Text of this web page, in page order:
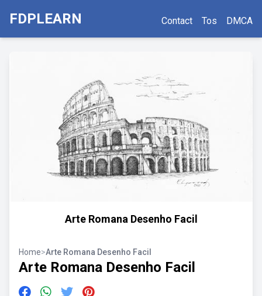
FDPLEARN Contact Tos DMCA
Arte Romana Desenho Facil
Home>Arte Romana Desenho Facil
Arte Romana Desenho Facil